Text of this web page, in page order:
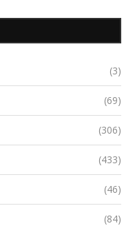
(3)
(69)
(306)
(433)
(46)
(84)